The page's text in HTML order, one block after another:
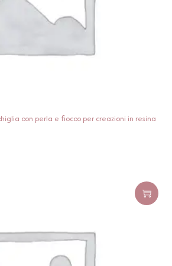
con perla e fiocco per creazioni in resina